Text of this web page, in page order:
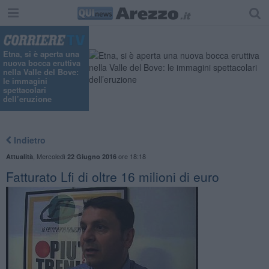
Etna, si è aperta una
nuova bocca eruttiva
nella Valle del Bove:
le immagini
spettacolari
dell’eruzione
Indietro
Attualità Mercoledì 22 Giugno 2016ore 18:18
Fatturato Lfi di oltre 16 milioni di euro